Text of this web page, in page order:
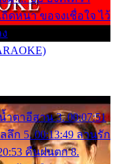
หนา ขอจงเชื่อใจ ไว้
ำตาอีสาน 3. 00:07:51
ลึก 5. 00:13:49 ลานรัก
คืนฝนตก 8.